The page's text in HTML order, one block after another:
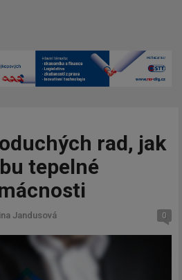
rad, jak
tepelné
Jandusová 0